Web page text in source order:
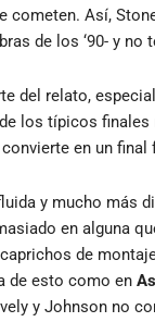
Así,
de los ‘90- y
del relato,
los típicos
en un
y mucho más
en alguna
de
de esto como en
y Johnson no